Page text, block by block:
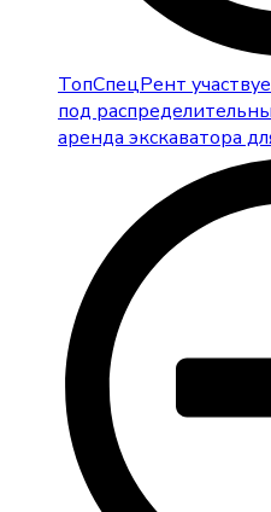
ТопСпецРент
под
аренда экскаватора